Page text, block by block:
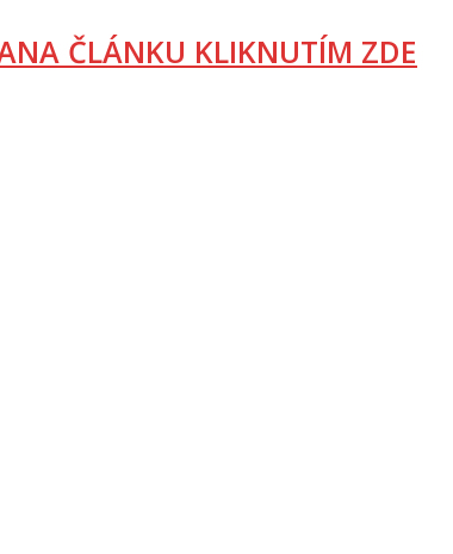
ČLÁNKU KLIKNUTÍM ZDE